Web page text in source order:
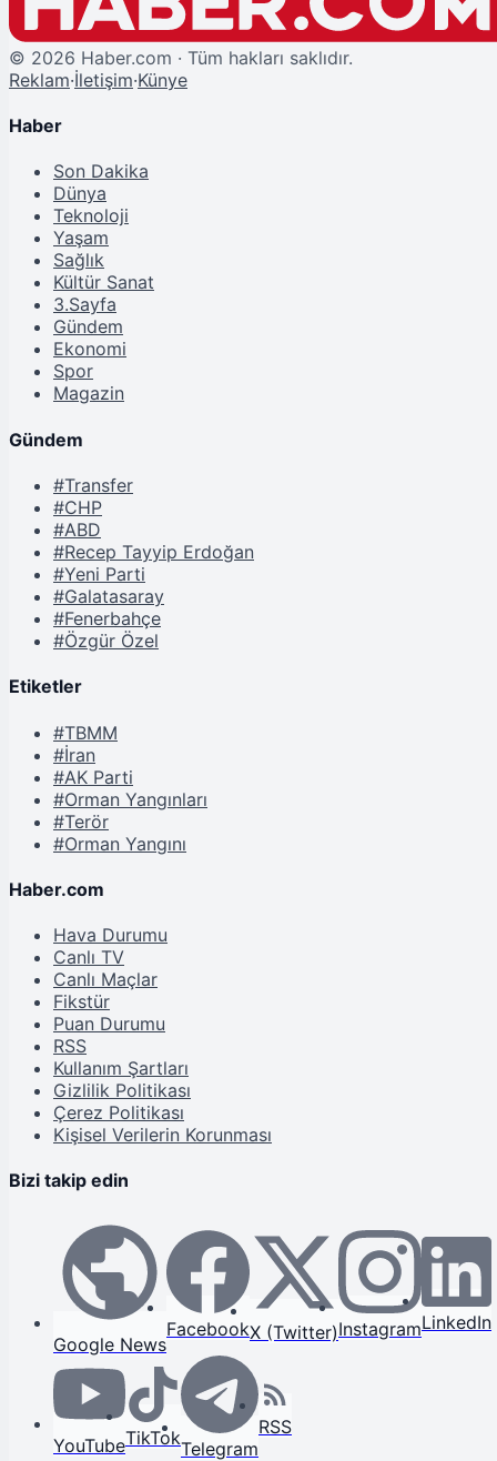
© 2026 Haber.com · Tüm hakları saklıdır.
Reklam·İletişim·Künye
Haber
Son Dakika
Dünya
Teknoloji
Yaşam
Sağlık
Kültür Sanat
3.Sayfa
Gündem
Ekonomi
Spor
Magazin
Gündem
#Transfer
#CHP
#ABD
#Recep Tayyip Erdoğan
#Yeni Parti
#Galatasaray
#Fenerbahçe
#Özgür Özel
Etiketler
#TBMM
#İran
#AK Parti
#Orman Yangınları
#Terör
#Orman Yangını
Haber.com
Hava Durumu
Canlı TV
Canlı Maçlar
Fikstür
Puan Durumu
RSS
Kullanım Şartları
Gizlilik Politikası
Çerez Politikası
Kişisel Verilerin Korunması
Bizi takip edin
Google News
FacebookX (Twitter)InstagramLinkedIn
YouTubeTikTokTelegram
RSS